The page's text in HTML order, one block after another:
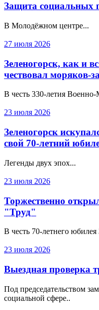
Защита социальных
В Молодёжном центре...
27 июля 2026
Зеленогорск, как и
чествовал моряков-
В честь 330‑летия
23 июля 2026
Зеленогорск
свой 70-летний
Легенды двух эпох...
23 июля 2026
Торжественно
"Труд"
В честь 70-летнего юбилея
23 июля 2026
Выездная проверка
Под председательством
социальной сфере..